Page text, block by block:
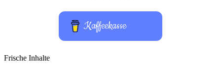
Kaffeekasse
Frische Inhalte